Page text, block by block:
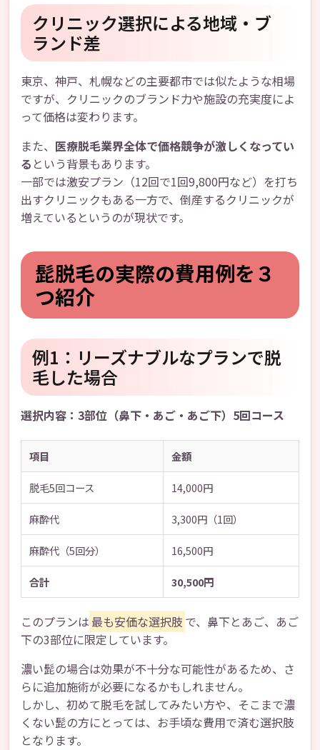
クリニック選択による地域・ブ
ランド差
東京、神戸、札幌などの主要都市では似たような相場
ですが、クリニックのブランド力や施設の充実度によ
って価格は変わります。
また、 医療脱毛業界全体で価格競争が激しくなってい
る という背景もあります。
一部では激安プラン（12回で1回9,800円など）を打ち
出すクリニックもある一方で、倒産するクリニックが
増えているというのが現状です。
髭脱毛の実際の費用例を３
つ紹介
例1：リーズナブルなプランで脱
毛した場合
選択内容：3部位（鼻下・あご・あご下）5回コース
項目 金額
脱毛5回コース 14,000円
麻酔代 3,300円（1回）
麻酔代（5回分） 16,500円
合計 30,500円
このプランは 最も安価な選択肢 で、鼻下とあご、あご
下の3部位に限定しています。
濃い髭の場合は効果が不十分な可能性があるため、さ
らに追加施術が必要になるかもしれません。
しかし、初めて脱毛を試してみたい方や、そこまで濃
くない髭の方にとっては、お手頃な費用で済む選択肢
となります。